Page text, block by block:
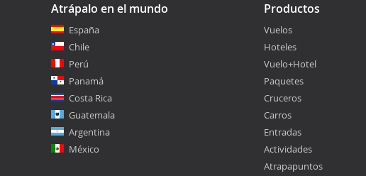
Atrápalo en el mundo
España
Chile
Perú
Panamá
Costa Rica
Guatemala
Argentina
México
Productos
Vuelos
Hoteles
Vuelo+Hotel
Paquetes
Cruceros
Carros
Entradas
Actividades
Atrapapuntos